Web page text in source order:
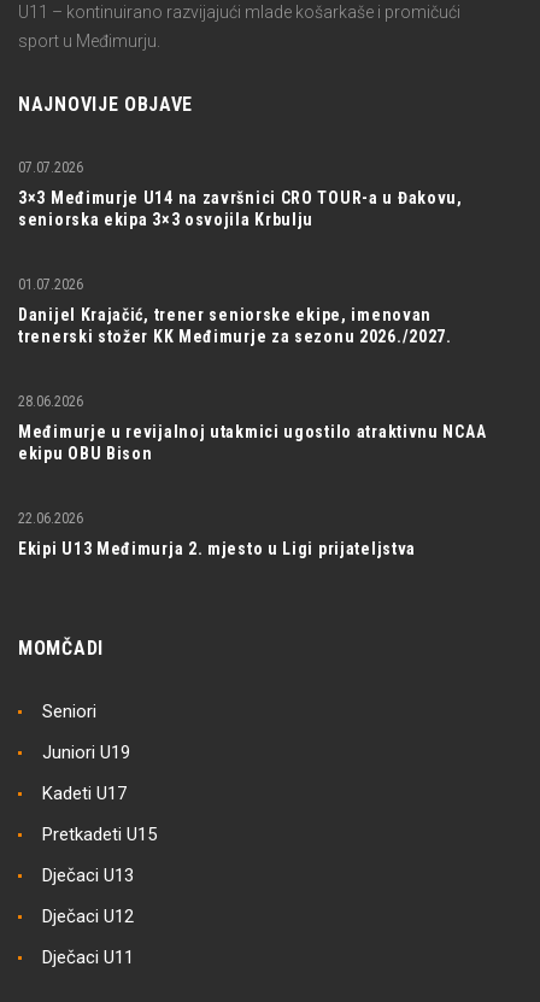
U11 – kontinuirano razvijajući mlade košarkaše i promičući
sport u Međimurju.
NAJNOVIJE OBJAVE
3×3 Međimurje U14 na završnici CRO TOUR-a u Đakovu,
seniorska ekipa 3×3 osvojila Krbulju
07.07.2026
Danijel Krajačić, trener seniorske ekipe, imenovan
trenerski stožer KK Međimurje za sezonu 2026./2027.
01.07.2026
Međimurje u revijalnoj utakmici ugostilo atraktivnu NCAA
ekipu OBU Bison
28.06.2026
Ekipi U13 Međimurja 2. mjesto u Ligi prijateljstva
22.06.2026
MOMČADI
Seniori
Juniori U19
Kadeti U17
Pretkadeti U15
Dječaci U13
Dječaci U12
Dječaci U11